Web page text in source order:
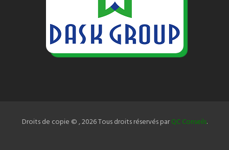
Droits de copie © ,2026 Tous droits réservés parQC Conseils.